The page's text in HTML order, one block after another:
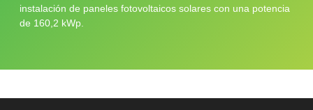
instalación de paneles fotovoltaicos solares con una potencia
de 160,2 kWp.